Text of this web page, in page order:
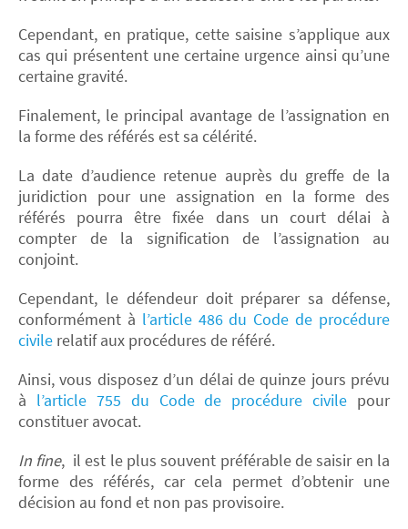
Cependant, en pratique, cette saisine s’applique aux
cas qui présentent une certaine urgence ainsi qu’une
certaine gravité.
​Finalement, le principal avantage de l’assignation en
la forme des référés est sa célérité.
La date d’audience retenue auprès du greffe de la
juridiction pour une assignation en la forme des
référés pourra être fixée dans un court délai à
compter de la signification de l’assignation au
conjoint.
Cependant, le défendeur doit préparer sa défense,
conformément à l’article 486 du Code de procédure
civile relatif aux procédures de référé.
Ainsi, vous disposez d’un délai de quinze jours prévu
à l’article 755 du Code de procédure civile pour
constituer avocat.
In fine, il est le plus souvent préférable de saisir en la
forme des référés, car cela permet d’obtenir une
décision au fond et non pas provisoire.